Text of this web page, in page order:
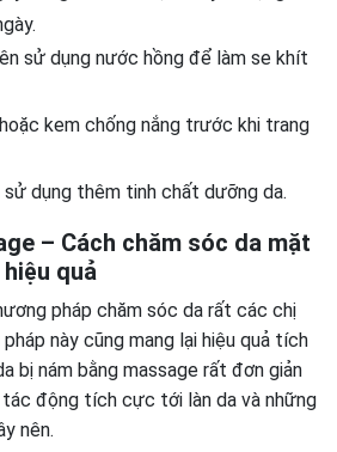
sử dụng nước hồng để làm se khít
kem chống nắng trước khi trang
sử dụng thêm tinh chất dưỡng da.
– Cách chăm sóc da mặt
quả
pháp chăm sóc da rất các chị
này cũng mang lại hiệu quả tích
bị nám bằng massage rất đơn giản
tác động tích cực tới làn da và những
nên.